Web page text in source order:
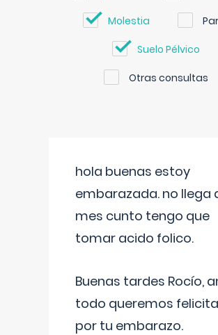
Molestia
Suelo Pélvico
Otras consultas
hola buenas estoy
embarazada. no llega
mes cunto tengo que
tomar acido folico.
Buenas tardes Rocío,
todo queremos
por tu embarazo.